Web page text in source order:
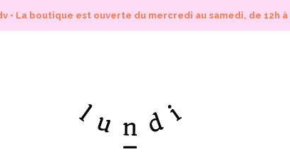
• La boutique est ouverte du mercredi au samedi, de 12h à